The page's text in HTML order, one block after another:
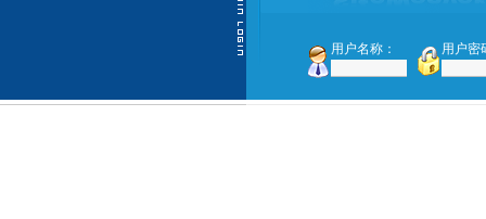
用户名称： 用户密